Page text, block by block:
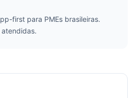
first para PMEs brasileiras.